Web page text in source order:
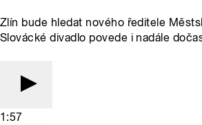
Zlín bude hledat nového ředitele
Slovácké divadlo povede i nadále
1:57